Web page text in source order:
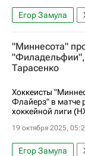
Егор Замула
Национальная
Филадельфия
Евгений Малкин
"Миннесота"
"Филадельфии",
Тарасенко
Хоккеисты
Флайерз" в матче
хоккейной лиги
19 октября 2025,
Егор Замула